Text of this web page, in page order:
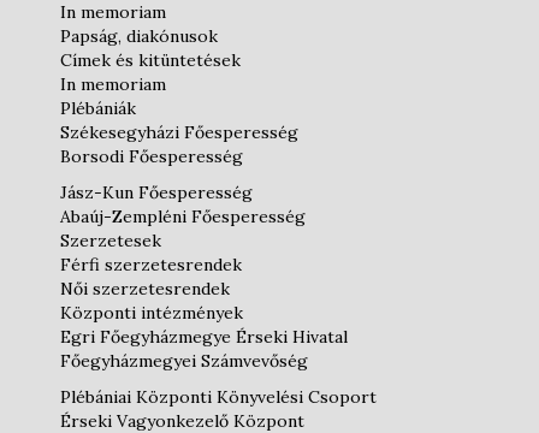
In memoriam
Papság, diakónusok
Címek és kitüntetések
In memoriam
Plébániák
Székesegyházi Főesperesség
Borsodi Főesperesség
Jász-Kun Főesperesség
Abaúj-Zempléni Főesperesség
Szerzetesek
Férfi szerzetesrendek
Női szerzetesrendek
Központi intézmények
Egri Főegyházmegye Érseki Hivatal
Főegyházmegyei Számvevőség
Plébániai Központi Könyvelési Csoport
Érseki Vagyonkezelő Központ